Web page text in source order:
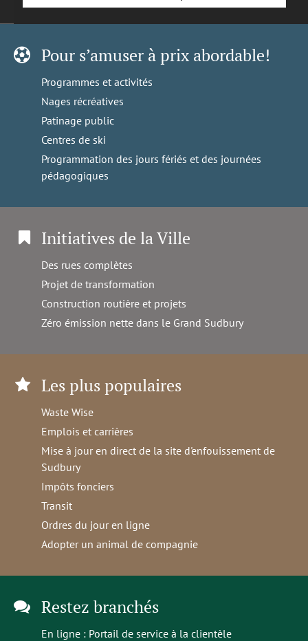
Pour s’amuser à prix abordable!
Programmes et activités
Nages récréatives
Patinage public
Centres de ski
Programmation des jours fériés et des journées
pédagogiques
Initiatives de la Ville
Des rues complètes
Projet de transformation
Construction routière et projets
Zéro émission nette dans le Grand Sudbury
Les plus populaires
Waste Wise
Emplois et carrières
Mise à jour en direct de la site d'enfouissement de
Sudbury
Impôts fonciers
Transit
Ordres du jour en ligne
Adopter un animal de compagnie
Restez branchés
En ligne : Portail de service à la clientèle